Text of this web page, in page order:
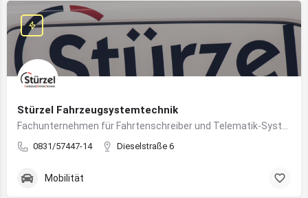
Stürzel Fahrzeugsystemtechnik
0831/57447-14 Dieselstraße 6
Mobilität